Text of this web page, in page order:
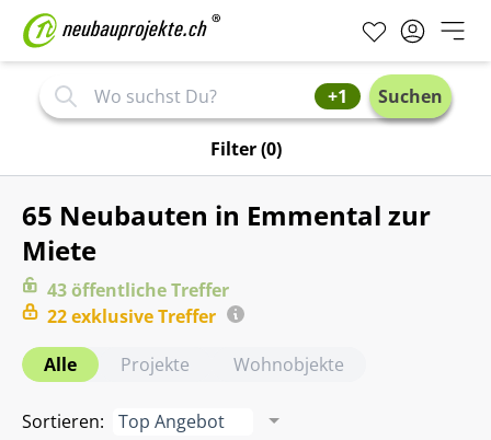
+1 Suchen
Filter(0)
65 Neubauten in Emmental zur
Miete
43öffentlicheTreffer
22exklusiveTreffer
Alle
Projekte Wohnobjekte
Sortieren: Top Angebot